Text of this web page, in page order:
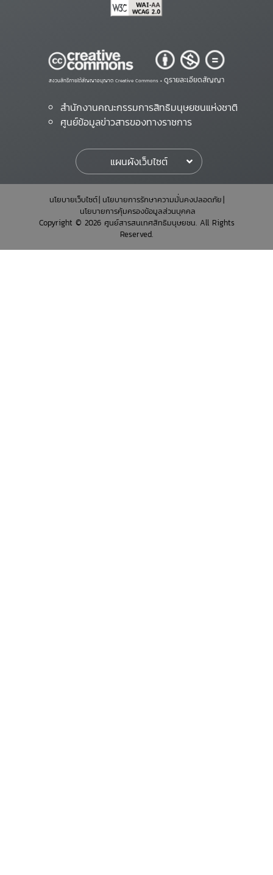
สงวนสิทธิ์ภายใต้สัญญาอนุญาต Creative Commons • ดูรายละเอียดสัญญา
สำนักงานคณะกรรมการสิทธิมนุษยชนแห่งชาติ
ศูนย์ข้อมูลข่าวสารของทางราชการ
แผนผังเว็บไซต์
นโยบายเว็บไซต์ นโยบายการรักษาความมั่นคงปลอดภัย
นโยบายการคุ้มครองข้อมูลส่วนบุคคล
Copyright © 2026 ศูนย์สารสนเทศสิทธิมนุษยชน. All Rights
Reserved.